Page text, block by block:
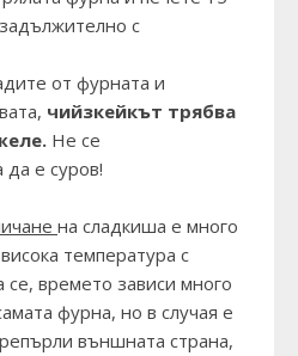
с
от фурната и
чийзкейкът трябва
Не се
да е суров!
на сладкиша е много
температура с
се, времето зависи много
фурна, но в случая е
външната страна,